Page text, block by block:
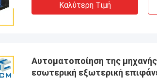
Καλύτερη Τιμή
Αυτοματοποίηση της
εσωτερική εξωτερική